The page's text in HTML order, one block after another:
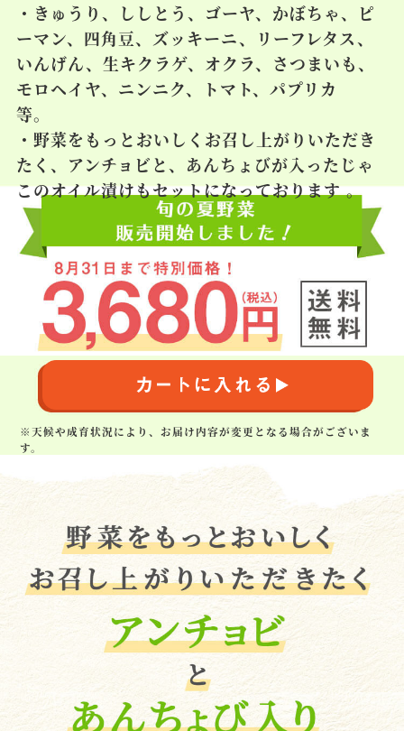
・きゅうり、ししとう、ゴーヤ、かぼちゃ、ピ
ーマン、四角豆、ズッキーニ、リーフレタス、
いんげん、生キクラゲ、オクラ、さつまいも、
モロヘイヤ、ニンニク、トマト、パプリカ
等。
・野菜をもっとおいしくお召し上がりいただき
たく、アンチョビと、あんちょびが入ったじゃ
このオイル漬けもセットになっております 。
※天候や成育状況により、お届け内容が変更となる場合がございま
す。